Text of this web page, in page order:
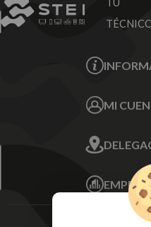
TU
Sobre
MI
Mis
Mis
Mis
FAQ's
Écija -
Av.
Local 3
EMPRESA
Aviso